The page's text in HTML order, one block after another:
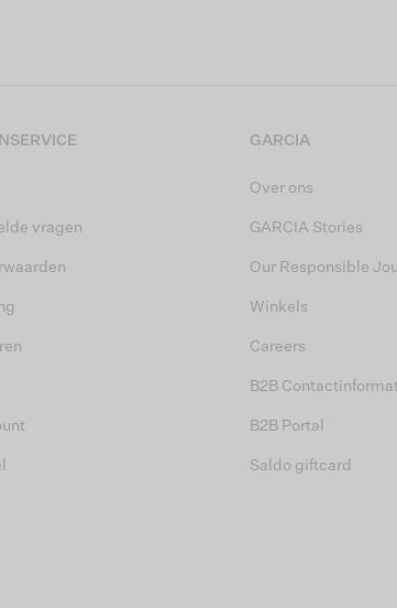
vragen
GARCIA
Over ons
GARCIA Stories
Our Responsible
Winkels
Careers
B2B
B2B Portal
Saldo giftcard